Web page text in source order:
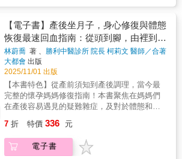
養心臟應「不妄作勞」不過度傷心，不要總是
活在過去的記憶中，也不沉迷於不切實際的妄
想。保養小腸應吃溫熱飲食，並揉開肩部僵硬
肌肉。
康延壽的關鍵是什麼？▍從《黃帝內經》到現
代醫學：男女有別，養護關鍵也不同十世紀以
前，東西方的醫學普遍採用「一性模式」，認
為男女性的身體構造並無差異。然而，早在五
千年前的《黃帝內經》中，便已從「腎氣」的
角度揭示男女有別的成長週期與養生觀。所謂
「女七男八」，意指女性以七年，男性以八年
為一個生命週期，分別展現出不同的身心變化
與健康特徵。順應這些階段性的轉折，不僅預
防疾病，還能維持健康、延年益壽、享受人
命週期的深刻洞察⎯⎯⎯女性三春，並融合自身
數十年臨床經驗觀察與中西方醫學精隨，首創
【電子書】產後坐月子，身心修復與體態
恢復最速回血指南：從頭到腳，由裡到
外，史上最完整的中醫產後調理聖經
林蔚喬 著 、 勝利中醫診所️ 院長 柯莉文 醫師／合著
著
大都會 出版
2025/11/01 出版
【本書特色】從產前須知到產後調理，當今最
完整的懷孕媽媽修復指南！本書聚焦在媽媽們
在產後容易遇見的疑難雜症，及對於體態和容
的運動步驟，結合中西醫觀點與中醫整復知
識，提供媽媽們溫和有效的改善解方，在擺脫
疼痛的同時，找回美麗與自信。
7 折 特價 336 元
電子書